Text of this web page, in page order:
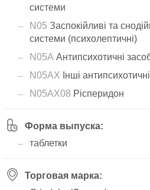
системи
N05 Заспокійливі та
системи (психолептичні)
N05A Антипсихотичні
N05AX Інші
N05AX08 Рісперидон
Форма выпуска:
таблетки
Торговая марка: